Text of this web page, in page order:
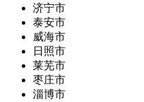
济宁市
泰安市
威海市
日照市
莱芜市
枣庄市
淄博市